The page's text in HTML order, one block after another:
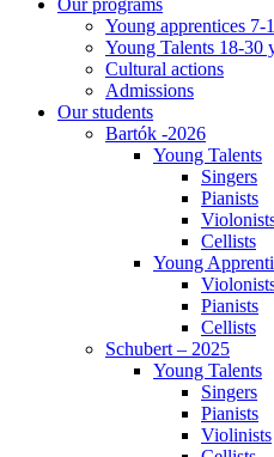
Our programs
Young apprentices 7-
Young Talents 18-30
Cultural actions
Admissions
Our students
Bartók -2026
Young Talents
Singers
Pianists
Cellists
Young
Pianists
Cellists
Schubert – 2025
Young Talents
Singers
Pianists
Violinists